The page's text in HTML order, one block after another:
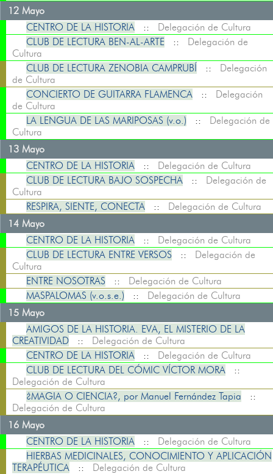
12 Mayo
CENTRO DE LA HISTORIA :: Delegación de Cultura
CLUB DE LECTURA BEN-AL-ARTE :: Delegación de
Cultura
CLUB DE LECTURA ZENOBIA CAMPRUBÍ :: Delegación
de Cultura
CONCIERTO DE GUITARRA FLAMENCA :: Delegación
de Cultura
LA LENGUA DE LAS MARIPOSAS (v.o.) :: Delegación de
Cultura
13 Mayo
CENTRO DE LA HISTORIA :: Delegación de Cultura
CLUB DE LECTURA BAJO SOSPECHA :: Delegación de
Cultura
RESPIRA, SIENTE, CONECTA :: Delegación de Cultura
14 Mayo
CENTRO DE LA HISTORIA :: Delegación de Cultura
CLUB DE LECTURA ENTRE VERSOS :: Delegación de
Cultura
ENTRE NOSOTRAS :: Delegación de Cultura
MASPALOMAS (v.o.s.e.) :: Delegación de Cultura
15 Mayo
AMIGOS DE LA HISTORIA. EVA, EL MISTERIO DE LA
CREATIVIDAD :: Delegación de Cultura
CENTRO DE LA HISTORIA :: Delegación de Cultura
CLUB DE LECTURA DEL CÓMIC VÍCTOR MORA ::
Delegación de Cultura
¿MAGIA O CIENCIA?, por Manuel Fernández Tapia ::
Delegación de Cultura
16 Mayo
CENTRO DE LA HISTORIA :: Delegación de Cultura
HIERBAS MEDICINALES, CONOCIMIENTO Y APLICACIÓN
TERAPÉUTICA :: Delegación de Cultura